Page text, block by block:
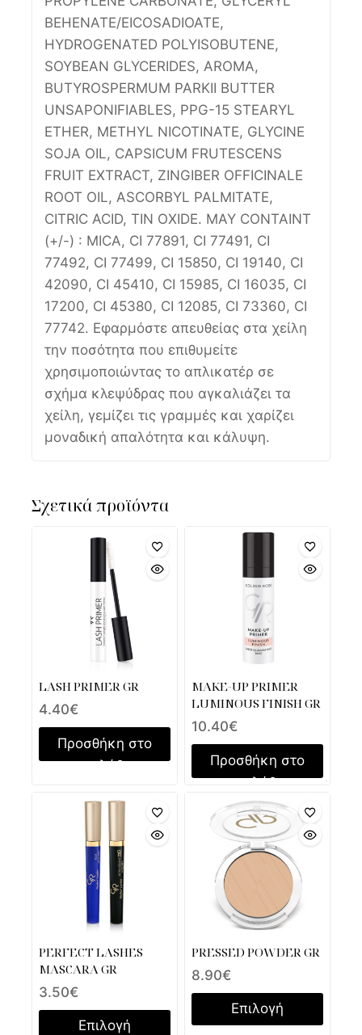
BEHENATE/EICOSADIOATE,
HYDROGENATED POLYISOBUTENE,
SOYBEAN GLYCERIDES, AROMA,
BUTYROSPERMUM PARKII BUTTER
UNSAPONIFIABLES, PPG-15 STEARYL
ETHER, METHYL NICOTINATE, GLYCINE
SOJA OIL, CAPSICUM FRUTESCENS
FRUIT EXTRACT, ZINGIBER OFFICINALE
ROOT OIL, ASCORBYL PALMITATE,
CITRIC ACID, TIN OXIDE. MAY CONTAINT
(+/-) : MICA, CI 77891, CI 77491, CI
77492, CI 77499, CI 15850, CI 19140, CI
42090, CI 45410, CI 15985, CI 16035, CI
17200, CI 45380, CI 12085, CI 73360, CI
77742. Εφαρμόστε απευθείας στα χείλη
την ποσότητα που επιθυμείτε
χρησιμοποιώντας το απλικατέρ σε
σχήμα κλεψύδρας που αγκαλιάζει τα
χείλη, γεμίζει τις γραμμές και χαρίζει
μοναδική απαλότητα και κάλυψη.
Σχετικά προϊόντα
LASH PRIMER GR
4.40€
Προσθήκη στο
καλάθι
MAKE-UP PRIMER
LUMINOUS FINISH GR
10.40€
Προσθήκη στο
καλάθι
PERFECT LASHES
MASCARA GR
3.50€
Επιλογή
PRESSED POWDER GR
8.90€
Επιλογή